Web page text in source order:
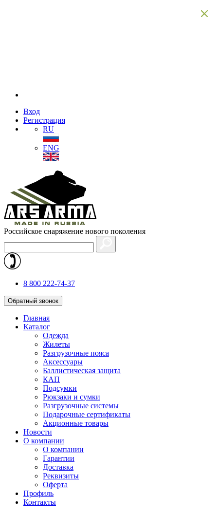
Вход
Регистрация
RU
ENG
Российское снаряжение нового поколения
8 800 222-74-37
Обратный звонок
Главная
Каталог
Одежда
Жилеты
Разгрузочные пояса
Аксессуары
Баллистическая защита
КАП
Подсумки
Рюкзаки и сумки
Разгрузочные системы
Подарочные сертификаты
Акционные товары
Новости
О компании
О компании
Гарантии
Доставка
Реквизиты
Оферта
Профиль
Контакты